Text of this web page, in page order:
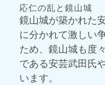
応仁の乱と鏡山城
鏡山城が築かれた
に分かれて激しい
ため、鏡山城も度
である安芸武田氏
います。